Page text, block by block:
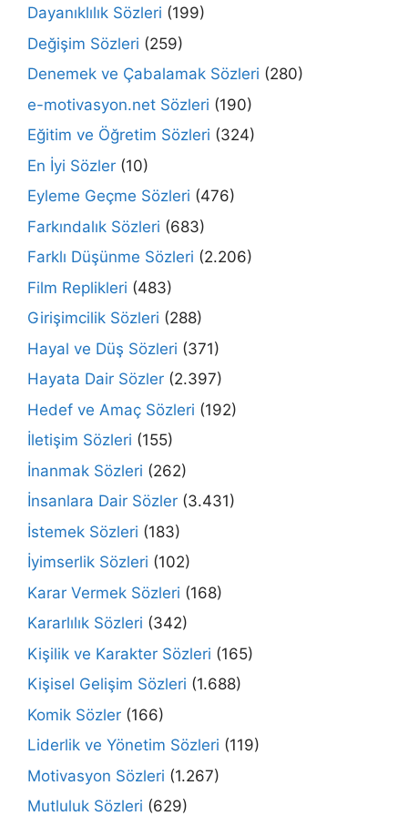
Dayanıklılık Sözleri (199)
Değişim Sözleri (259)
Denemek ve Çabalamak Sözleri (280)
e-motivasyon.net Sözleri (190)
Eğitim ve Öğretim Sözleri (324)
En İyi Sözler (10)
Eyleme Geçme Sözleri (476)
Farkındalık Sözleri (683)
Farklı Düşünme Sözleri (2.206)
Film Replikleri (483)
Girişimcilik Sözleri (288)
Hayal ve Düş Sözleri (371)
Hayata Dair Sözler (2.397)
Hedef ve Amaç Sözleri (192)
İletişim Sözleri (155)
İnanmak Sözleri (262)
İnsanlara Dair Sözler (3.431)
İstemek Sözleri (183)
İyimserlik Sözleri (102)
Karar Vermek Sözleri (168)
Kararlılık Sözleri (342)
Kişilik ve Karakter Sözleri (165)
Kişisel Gelişim Sözleri (1.688)
Komik Sözler (166)
Liderlik ve Yönetim Sözleri (119)
Motivasyon Sözleri (1.267)
Mutluluk Sözleri (629)